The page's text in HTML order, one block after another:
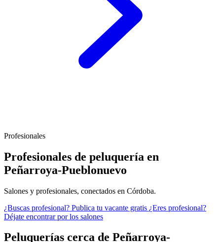
Profesionales
Profesionales de peluquería en
Peñarroya-Pueblonuevo
Salones y profesionales, conectados en Córdoba.
¿Buscas profesional? Publica tu vacante gratis ¿Eres profesional?
Déjate encontrar por los salones
Peluquerías cerca de Peñarroya-